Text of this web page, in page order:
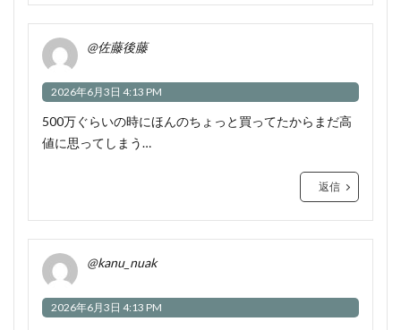
@佐藤後藤
2026年6月3日 4:13 PM
500万ぐらいの時にほんのちょっと買ってたからまだ高
値に思ってしまう…
返信
@kanu_nuak
2026年6月3日 4:13 PM